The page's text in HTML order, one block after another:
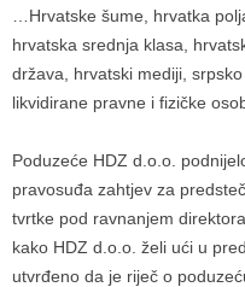
…Hrvatske šume, hrvatka
hrvatska srednja klasa,
država, hrvatski mediji,
likvidirane pravne i fizičke
Poduzeće HDZ d.o.o.
pravosuđa zahtjev za
tvrtke pod ravnanjem
kako HDZ d.o.o. želi ući u
utvrđeno da je riječ o